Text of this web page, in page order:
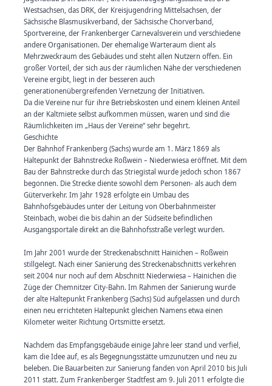
Westsachsen, das DRK, der Kreisjugendring Mittelsachsen, der
Sächsische Blasmusikverband, der Sächsische Chorverband,
Sportvereine, der Frankenberger Carnevalsverein und verschiedene
andere Organisationen. Der ehemalige Warteraum dient als
Mehrzweckraum des Gebäudes und steht allen Nutzern offen. Ein
großer Vorteil, der sich aus der räumlichen Nähe der verschiedenen
Vereine ergibt, liegt in der besseren auch
generationenübergreifenden Vernetzung der Initiativen.
Da die Vereine nur für ihre Betriebskosten und einem kleinen Anteil
an der Kaltmiete selbst aufkommen müssen, waren und sind die
Räumlichkeiten im „Haus der Vereine“ sehr begehrt.
Geschichte
Der Bahnhof Frankenberg (Sachs) wurde am 1. März 1869 als
Haltepunkt der Bahnstrecke Roßwein – Niederwiesa eröffnet. Mit dem
Bau der Bahnstrecke durch das Striegistal wurde jedoch schon 1867
begonnen. Die Strecke diente sowohl dem Personen- als auch dem
Güterverkehr. Im Jahr 1928 erfolgte ein Umbau des
Bahnhofsgebäudes unter der Leitung von Oberbahnmeister
Steinbach, wobei die bis dahin an der Südseite befindlichen
Ausgangsportale direkt an die Bahnhofsstraße verlegt wurden.
Im Jahr 2001 wurde der Streckenabschnitt Hainichen – Roßwein
stillgelegt. Nach einer Sanierung des Streckenabschnitts verkehren
seit 2004 nur noch auf dem Abschnitt Niederwiesa – Hainichen die
Züge der Chemnitzer City-Bahn. Im Rahmen der Sanierung wurde
der alte Haltepunkt Frankenberg (Sachs) Süd aufgelassen und durch
einen neu errichteten Haltepunkt gleichen Namens etwa einen
Kilometer weiter Richtung Ortsmitte ersetzt.
Nachdem das Empfangsgebäude einige Jahre leer stand und verfiel,
kam die Idee auf, es als Begegnungsstätte umzunutzen und neu zu
beleben. Die Bauarbeiten zur Sanierung fanden von April 2010 bis Juli
2011 statt. Zum Frankenberger Stadtfest am 9. Juli 2011 erfolgte die